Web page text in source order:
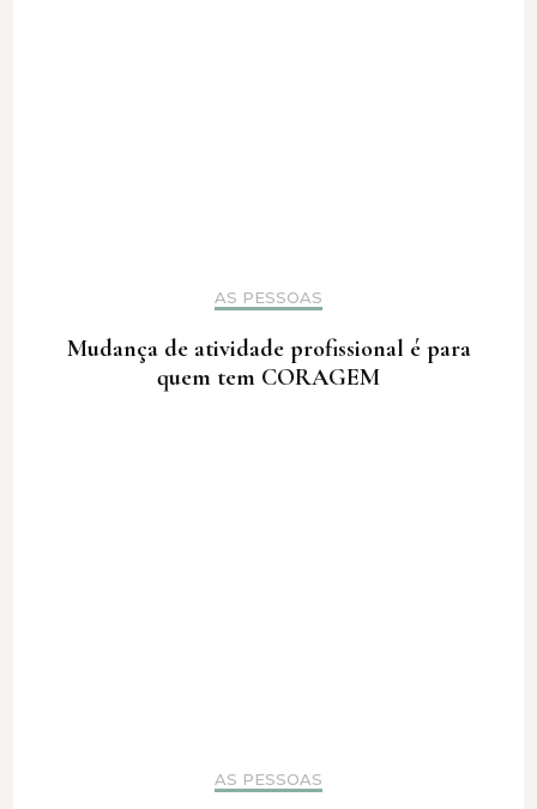
AS PESSOAS
Mudança de atividade profissional é para
quem tem CORAGEM
AS PESSOAS